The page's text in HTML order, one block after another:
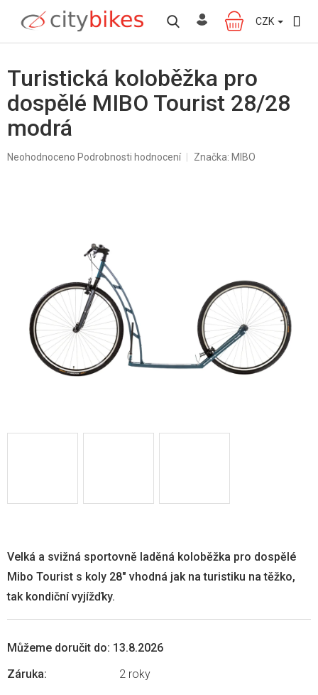
obsah
NÁKUPNÍ
KOŠÍK
CZK
Turistická koloběžka pro
dospělé MIBO Tourist 28/28
modrá
Průměrné
Neohodnoceno Podrobnosti hodnocení Značka: MIBO
Můžeme doručit do: 13.8.2026
Záruka: 2 roky
Velká a svižná sportovně laděná koloběžka pro dospělé
Mibo Tourist s koly 28" vhodná jak na turistiku na těžko,
tak kondiční vyjížďky.